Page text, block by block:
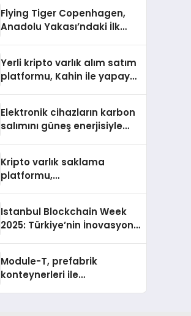
Flying Tiger Copenhagen,
Anadolu Yakası’ndaki İlk
Yerli kripto varlık alım satım
platformu, Kahin ile yapay
Elektronik cihazların karbon
salımını güneş enerjisiyle
Kripto varlık saklama
platformu,
Istanbul Blockchain Week
2025: Türkiye’nin İnovasyon
Module-T, prefabrik
konteynerleri ile